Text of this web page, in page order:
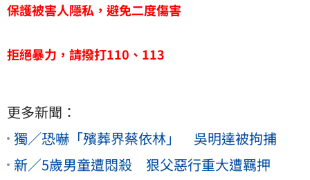
保護被害人隱私，避免二度傷害
拒絕暴力，請撥打110、113
更多新聞：
獨／恐嚇「殯葬界蔡依林」 吳明達被拘捕
新／5歲男童遭悶殺 狠父惡行重大遭羈押